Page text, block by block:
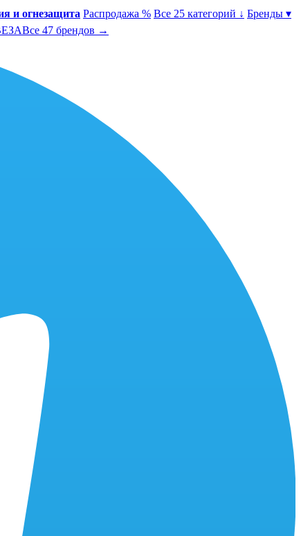
и огнезащита Распродажа % Все 25 категорий ↓ Бренды ▾
Все 47 брендов →